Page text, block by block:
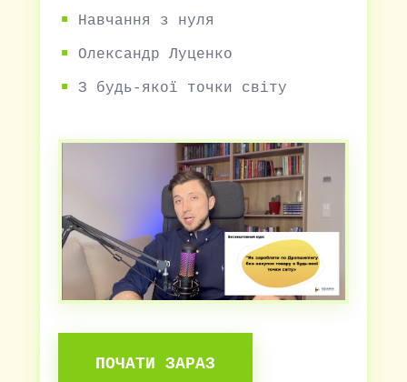
Навчання з нуля
Олександр Луценко
З будь-якої точки світу
ПОЧАТИ ЗАРАЗ